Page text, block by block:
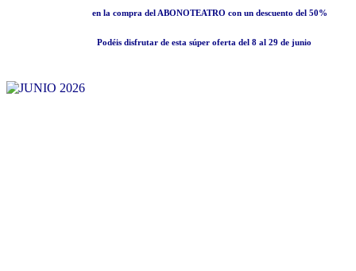
en la compra del ABONOTEATRO con un descuento del 50%
Podéis disfrutar de esta súper oferta del 8 al 29 de junio